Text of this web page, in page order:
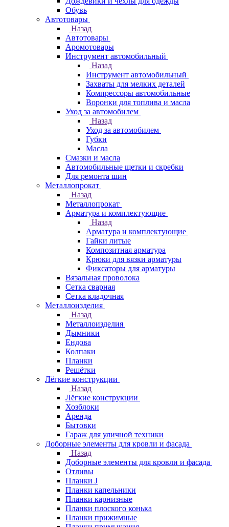
Обувь
Автотовары
Назад
Автотовары
Аромотовары
Инструмент автомобильный
Назад
Инструмент автомобильный
Захваты для мелких деталей
Компрессоры автомобильные
Воронки для топлива и масла
Уход за автомобилем
Назад
Уход за автомобилем
Губки
Масла
Смазки и масла
Автомобильные щетки и скребки
Для ремонта шин
Металлопрокат
Назад
Металлопрокат
Арматура и комплектующие
Назад
Арматура и комплектующие
Гайки литые
Композитная арматура
Крюки для вязки арматуры
Фиксаторы для арматуры
Вязальная проволока
Сетка сварная
Сетка кладочная
Металлоизделия
Назад
Металлоизделия
Дымники
Ендова
Колпаки
Планки
Решётки
Лёгкие конструкции
Назад
Лёгкие конструкции
Хозблоки
Аренда
Бытовки
Гараж для уличной техники
Доборные элементы для кровли и фасада
Назад
Доборные элементы для кровли и фасада
Отливы
Планки J
Планки капельники
Планки карнизные
Планки плоского конька
Планки прижимные